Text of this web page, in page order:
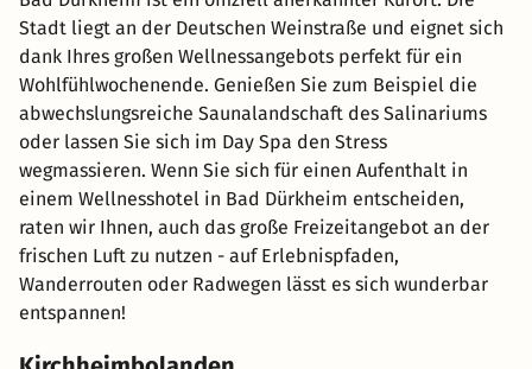
Stadt liegt an der Deutschen Weinstraße und eignet sich
dank Ihres großen Wellnessangebots perfekt für ein
Wohlfühlwochenende. Genießen Sie zum Beispiel die
abwechslungsreiche Saunalandschaft des Salinariums
oder lassen Sie sich im Day Spa den Stress
wegmassieren. Wenn Sie sich für einen Aufenthalt in
einem Wellnesshotel in Bad Dürkheim entscheiden,
raten wir Ihnen, auch das große Freizeitangebot an der
frischen Luft zu nutzen - auf Erlebnispfaden,
Wanderrouten oder Radwegen lässt es sich wunderbar
entspannen!